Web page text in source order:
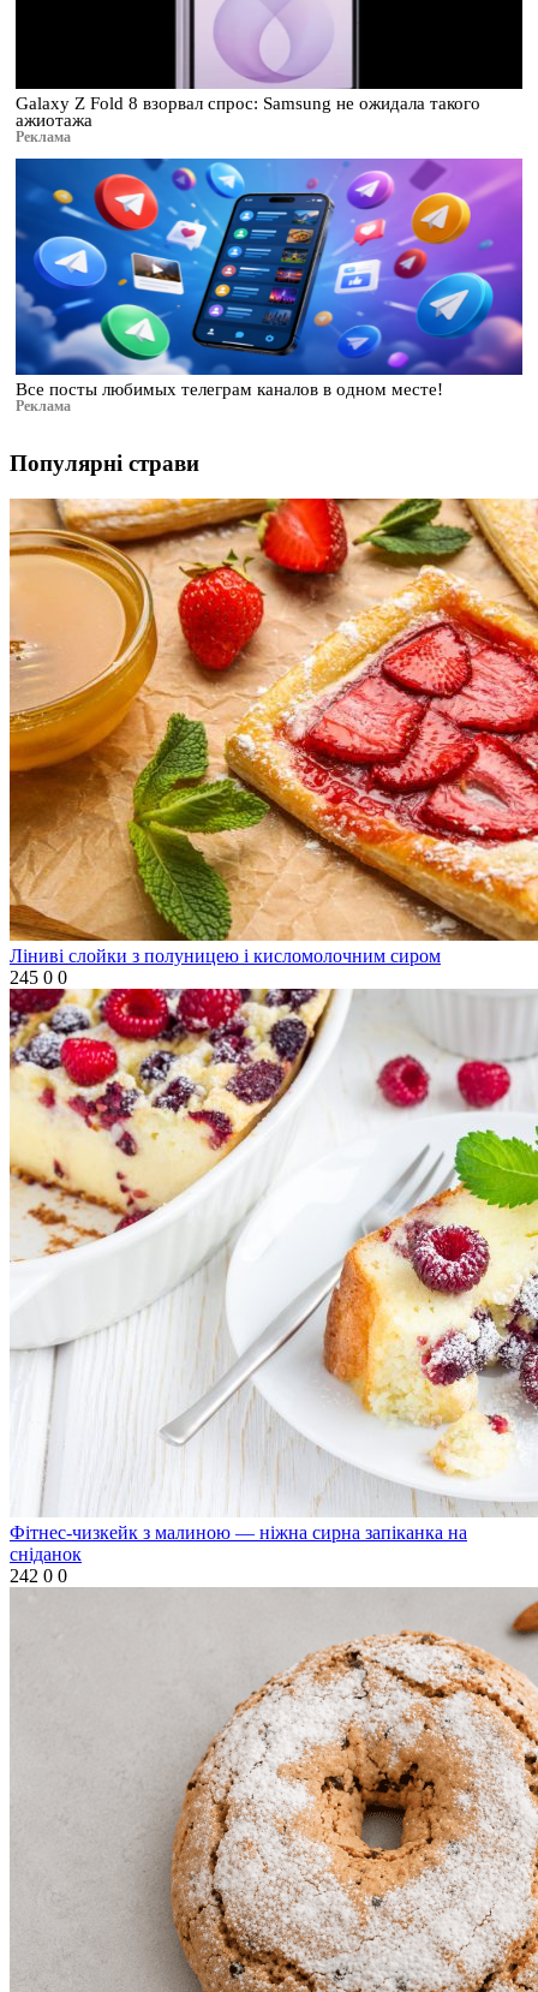
Galaxy Z Fold 8 взорвал спрос: Samsung не ожидала такого
ажиотажа
Реклама
Все посты любимых телеграм каналов в одном месте!
Реклама
Популярні страви
Ліниві слойки з полуницею і кисломолочним сиром
245 0 0
Фітнес-чизкейк з малиною — ніжна сирна запіканка на
сніданок
242 0 0